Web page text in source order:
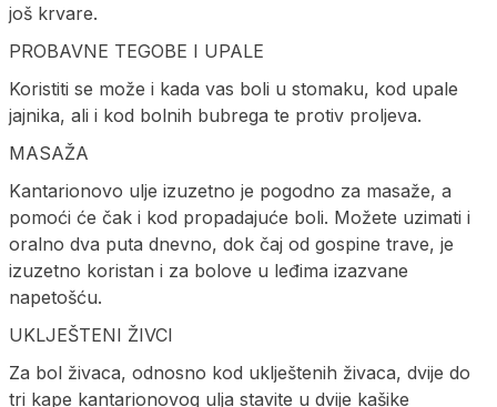
još krvare.
PROBAVNE TEGOBE I UPALE
Koristiti se može i kada vas boli u stomaku, kod upale
jajnika, ali i kod bolnih bubrega te protiv proljeva.
MASAŽA
Kantarionovo ulje izuzetno je pogodno za masaže, a
pomoći će čak i kod propadajuće boli. Možete uzimati i
oralno dva puta dnevno, dok čaj od gospine trave, je
izuzetno koristan i za bolove u leđima izazvane
napetošću.
UKLJEŠTENI ŽIVCI
Za bol živaca, odnosno kod uklještenih živaca, dvije do
tri kape kantarionovog ulja stavite u dvije kašike